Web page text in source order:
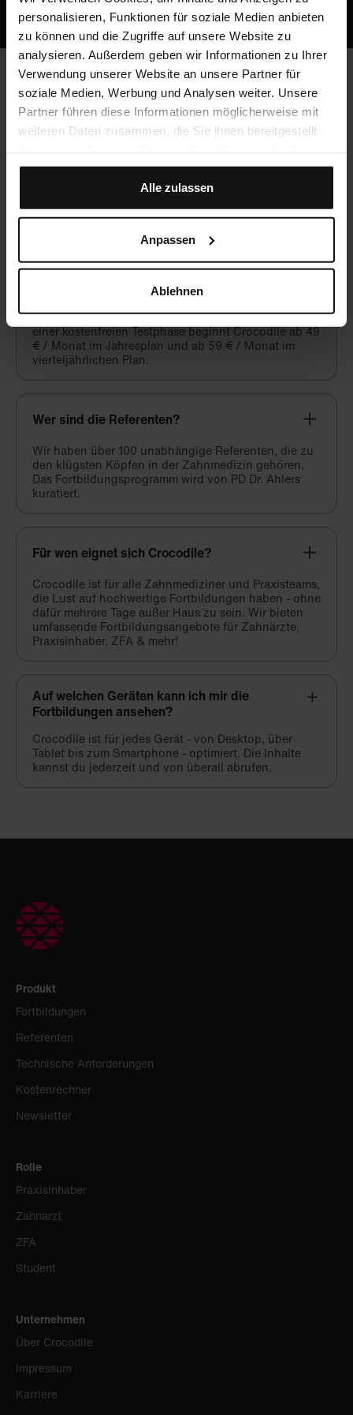
personalisieren, Funktionen für soziale Medien anbieten
zu können und die Zugriffe auf unsere Website zu
analysieren. Außerdem geben wir Informationen zu Ihrer
Verwendung unserer Website an unsere Partner für
soziale Medien, Werbung und Analysen weiter. Unsere
Partner führen diese Informationen möglicherweise mit
weiteren Daten zusammen, die Sie ihnen bereitgestellt
gesammelt haben.
Alle zulassen
Anpassen
Ablehnen
Häufig gestellte Fragen
Werden CME-Punkte vergeben?
sammeln!
Was kostet Crocodile?
Alternative zu lokalen Fortbildungsangeboten. Nach
einer kostenfreien Testphase beginnt Crocodile ab 49
€ / Monat im Jahresplan und ab 59 € / Monat im
vierteljährlichen Plan.
Wer sind die Referenten?
Wir haben über 100 unabhängige Referenten, die zu
den klügsten Köpfen in der Zahnmedizin gehören.
Das Fortbildungsprogramm wird von PD Dr. Ahlers
kuratiert.
Für wen eignet sich Crocodile?
Crocodile ist für alle Zahnmediziner und Praxisteams,
die Lust auf hochwertige Fortbildungen haben - ohne
dafür mehrere Tage außer Haus zu sein. Wir bieten
umfassende Fortbildungsangebote für Zahnärzte,
Praxisinhaber, ZFA & mehr!
Auf welchen Geräten kann ich mir die
Fortbildungen ansehen?
Crocodile ist für jedes Gerät - von Desktop, über
Tablet bis zum Smartphone - optimiert. Die Inhalte
kannst du jederzeit und von überall abrufen.
Produkt
Fortbildungen
Referenten
Technische Anforderungen
Kostenrechner
Newsletter
Rolle
Praxisinhaber
Zahnarzt
ZFA
Student
Unternehmen
Über Crocodile
Impressum
Karriere